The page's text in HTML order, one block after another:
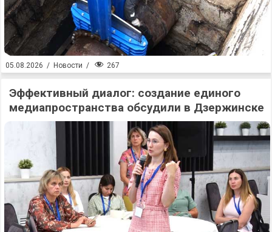
05.08.2026 / Новости / 267
Эффективный диалог: создание единого
медиапространства обсудили в Дзержинске